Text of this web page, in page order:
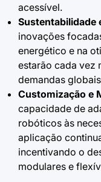
acessível.
Sustentabilidade
inovações
energético e na
estarão cada vez
demandas
Customização e
capacidade de
robóticos às
aplicação
incentivando o
modulares e